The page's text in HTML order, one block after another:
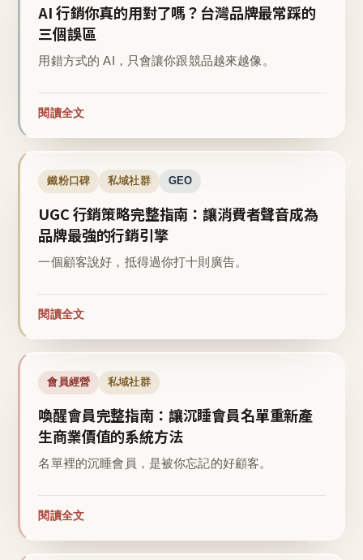
AI 行銷你真的用對了嗎？台灣品牌最常踩的
三個誤區
用錯方式的 AI，只會讓你跟競品越來越像。
閱讀全文
鐵粉口碑 私域社群 GEO
UGC 行銷策略完整指南：讓消費者聲音成為
品牌最強的行銷引擎
一個顧客說好，抵得過你打十則廣告。
閱讀全文
會員經營 私域社群
喚醒會員完整指南：讓沉睡會員名單重新產
生商業價值的系統方法
名單裡的沉睡會員，是被你忘記的好顧客。
閱讀全文